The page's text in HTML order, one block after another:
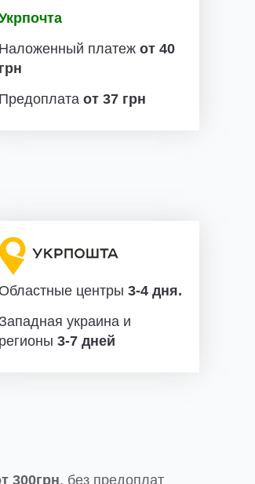
Наложенный платеж от 40
грн
Предоплата от 37 грн
Областные центры 3-4 дня.
украина и
регионы 3-7 дней
300грн, без предоплат